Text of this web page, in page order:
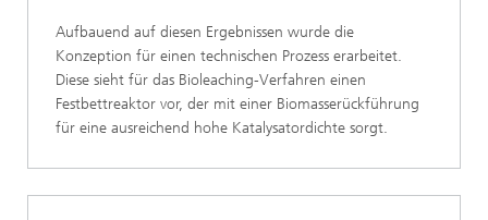
Aufbauend auf diesen Ergebnissen wurde die
Konzeption für einen technischen Prozess erarbeitet.
Diese sieht für das Bioleaching-Verfahren einen
Festbettreaktor vor, der mit einer Biomasserückführung
für eine ausreichend hohe Katalysatordichte sorgt.